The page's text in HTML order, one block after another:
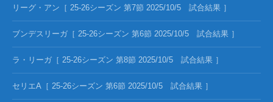
リーグ・アン［ 25-26シーズン 第7節 2025/10/5 試合結果 ］
ブンデスリーガ［ 25-26シーズン 第6節 2025/10/5 試合結果 ］
ラ・リーガ［ 25-26シーズン 第8節 2025/10/5 試合結果 ］
セリエA［ 25-26シーズン 第6節 2025/10/5 試合結果 ］